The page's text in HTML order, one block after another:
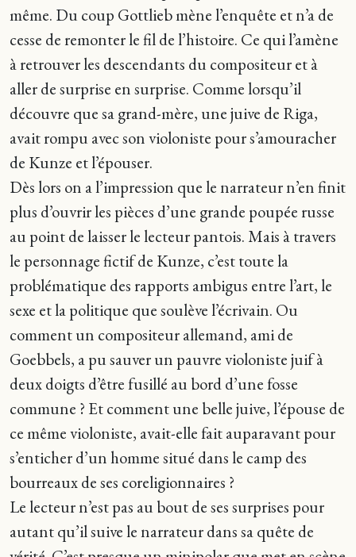
même. Du coup Gottlieb mène l’enquête et n’a de
cesse de remonter le fil de l’histoire. Ce qui l’amène
à retrouver les descendants du compositeur et à
aller de surprise en surprise. Comme lorsqu’il
découvre que sa grand-mère, une juive de Riga,
avait rompu avec son violoniste pour s’amouracher
de Kunze et l’épouser.
Dès lors on a l’impression que le narrateur n’en finit
plus d’ouvrir les pièces d’une grande poupée russe
au point de laisser le lecteur pantois. Mais à travers
le personnage fictif de Kunze, c’est toute la
problématique des rapports ambigus entre l’art, le
sexe et la politique que soulève l’écrivain. Ou
comment un compositeur allemand, ami de
Goebbels, a pu sauver un pauvre violoniste juif à
deux doigts d’être fusillé au bord d’une fosse
commune ? Et comment une belle juive, l’épouse de
ce même violoniste, avait-elle fait auparavant pour
s’enticher d’un homme situé dans le camp des
bourreaux de ses coreligionnaires ?
Le lecteur n’est pas au bout de ses surprises pour
autant qu’il suive le narrateur dans sa quête de